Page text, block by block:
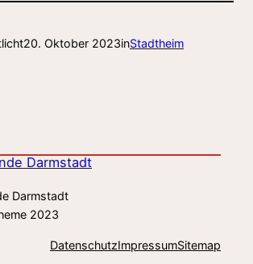
20. Oktober 2023inStadtheim
Darmstadt
2023
DatenschutzImpressumSitemap